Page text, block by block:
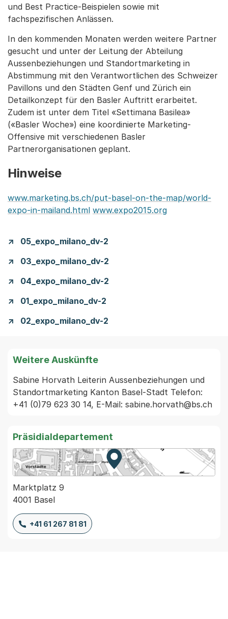
und Best Practice-Beispielen sowie mit
fachspezifischen Anlässen.
In den kommenden Monaten werden weitere Partner
gesucht und unter der Leitung der Abteilung
Aussenbeziehungen und Standortmarketing in
Abstimmung mit den Verantwortlichen des Schweizer
Pavillons und den Städten Genf und Zürich ein
Detailkonzept für den Basler Auftritt erarbeitet.
Zudem ist unter dem Titel «Settimana Basilea»
(«Basler Woche») eine koordinierte Marketing-
Offensive mit verschiedenen Basler
Partnerorganisationen geplant.
Hinweise
www.marketing.bs.ch/put-basel-on-the-map/world-
expo-in-mailand.html www.expo2015.org
05_expo_milano_dv-2
03_expo_milano_dv-2
04_expo_milano_dv-2
01_expo_milano_dv-2
02_expo_milano_dv-2
Weitere Auskünfte
Sabine Horvath Leiterin Aussenbeziehungen und
Standortmarketing Kanton Basel-Stadt Telefon:
+41 (0)79 623 30 14, E-Mail: sabine.horvath@bs.ch
Präsidialdepartement
Zur Karte von MapBS.
Externer Link, wird in einem
Marktplatz 9
4001 Basel
+41 61 267 81 81